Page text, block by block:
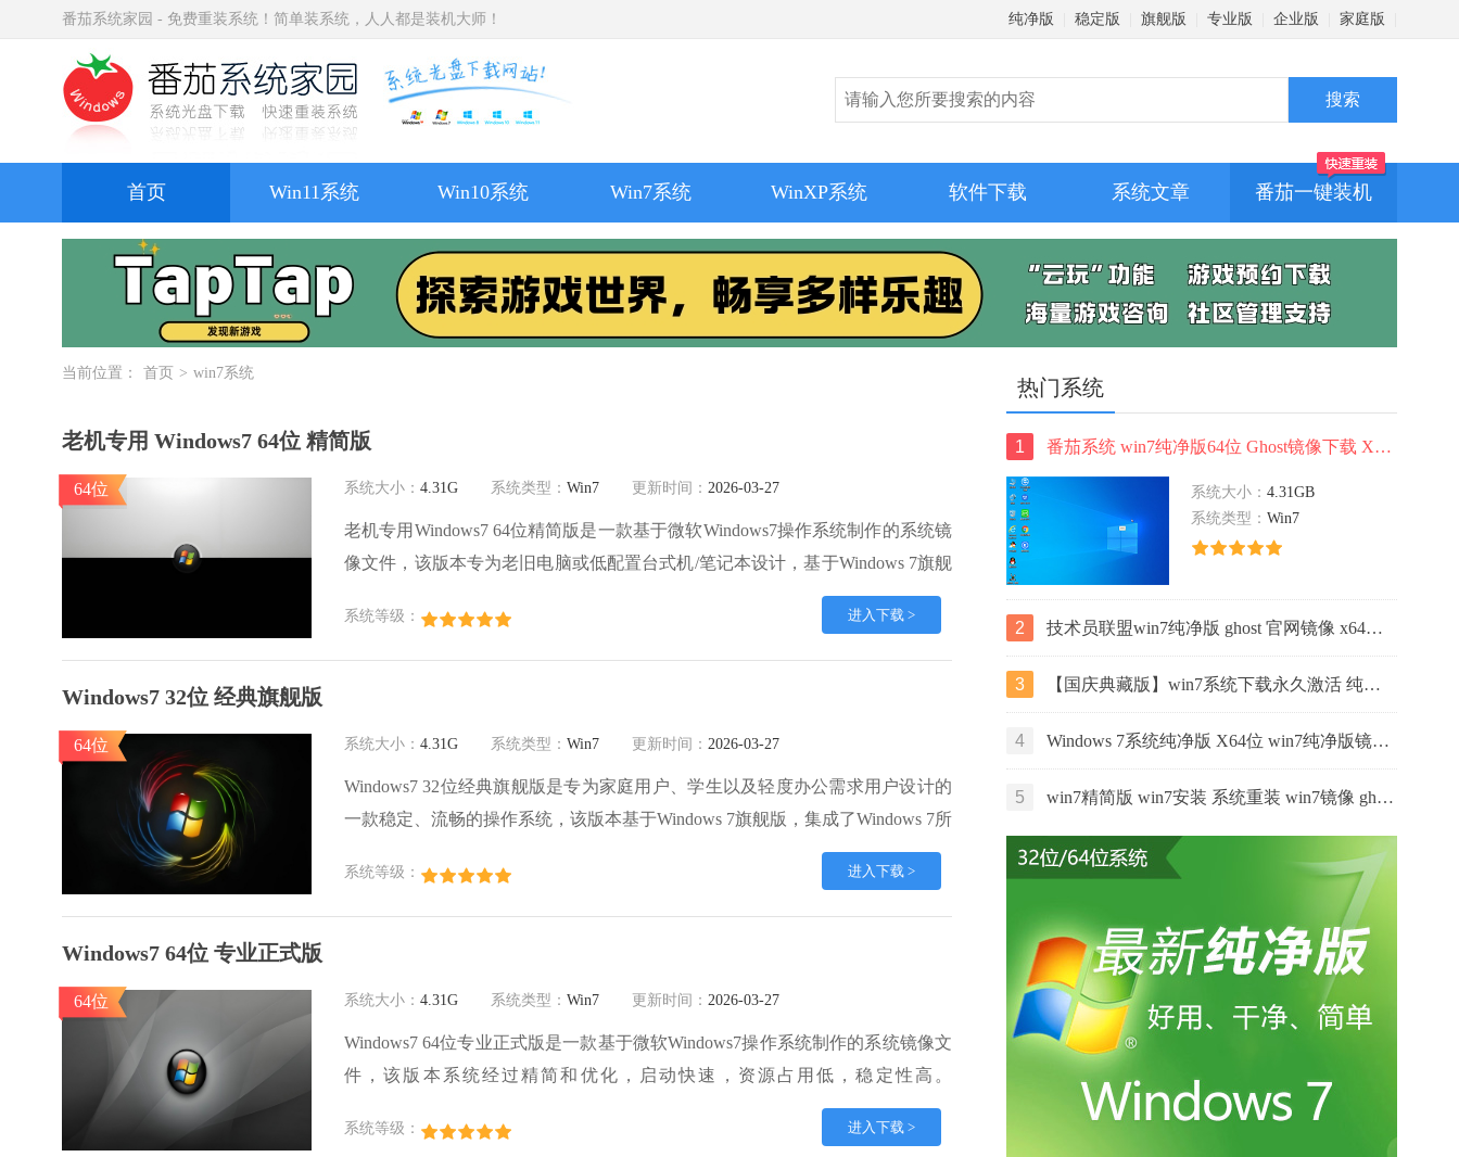
番茄系统家园 - 免费重装系统！简单装系统，人人都是装机大师！ 纯净版 稳定版 旗舰版 专业版 企业版 家庭版
首页 Win11系统 Win10系统 Win7系统 WinXP系统 软件下载 番茄一键装机
系统文章
当前位置： 首页 > win7系统
老机专用 Windows7 64位 精简版
64位 系统大小： 4.31G 系统类型： Win7 更新时间： 2026-03-27
老机专用Windows7 64位精简版是一款基于微软Windows7操作系统制作的系统镜
像文件，该版本专为老旧电脑或低配置台式机/笔记本设计，基于Windows 7旗舰
版64位架构，去除不必要的组件和功能。Windows7 64位精简版系统以轻量化、
稳定性和兼容性为核心优势，专为低配电脑量身打造。
系统等级： 进入下载 >
Windows7 32位 经典旗舰版
64位 系统大小： 4.31G 系统类型： Win7 更新时间： 2026-03-27
Windows7 32位经典旗舰版是专为家庭用户、学生以及轻度办公需求用户设计的
一款稳定、流畅的操作系统，该版本基于Windows 7旗舰版，集成了Windows 7所
有的核心功能，并对系统进行了优化。Windows7旗舰版系统提供自动安装并支
持各种常见硬件驱动，确保打印机、扫描仪、外设等设备的正常工作。
系统等级： 进入下载 >
Windows7 64位 专业正式版
64位 系统大小： 4.31G 系统类型： Win7 更新时间： 2026-03-27
Windows7 64位专业正式版是一款基于微软Windows7操作系统制作的系统镜像文
件，该版本系统经过精简和优化，启动快速，资源占用低，稳定性高。
Windows7专业版系统镜像支持一键快速安装，安装流程简便快速，自动安装常
用驱动程序，减少用户手动配置麻烦。
系统等级： 进入下载 >
热门系统
1 番茄系统 win7纯净版64位 Ghost镜像下载 X64位系统 免激活稳定版
系统大小： 4.31GB
系统类型： Win7
2 技术员联盟win7纯净版 ghost 官网镜像 x64位下载 v2022.07
3 【国庆典藏版】win7系统下载永久激活 纯净版系统64位 ghost ISO 镜像下载
4 Windows 7系统纯净版 X64位 win7纯净版镜像 v2022.02
5 win7精简版 win7安装 系统重装 win7镜像 ghost x64位 官网系统下载